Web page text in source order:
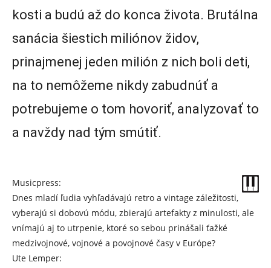
kosti a budú až do konca života. Brutálna
sanácia šiestich miliónov židov,
prinajmenej jeden milión z nich boli deti,
na to nemôžeme nikdy zabudnúť a
potrebujeme o tom hovoriť, analyzovať to
a navždy nad tým smútiť.
Musicpress:
Dnes mladí ľudia vyhľadávajú retro a vintage záležitosti,
vyberajú si dobovú módu, zbierajú artefakty z minulosti, ale
vnímajú aj to utrpenie, ktoré so sebou prinášali ťažké
medzivojnové, vojnové a povojnové časy v Európe?
Ute Lemper: